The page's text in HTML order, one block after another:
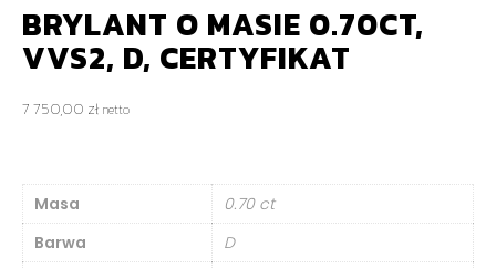
BRYLANT O MASIE 0.70CT,
VVS2, D, CERTYFIKAT
7 750,00 zł netto
Masa
0.70 ct
Barwa
D